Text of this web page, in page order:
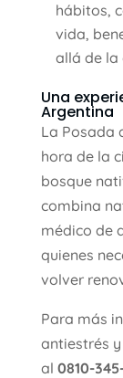
hábitos,
vida,
allá de la
Una
Argentina
La Posada
hora de la
bosque
combina
médico de
quienes
volver
Para más
antiestrés
al 0810-